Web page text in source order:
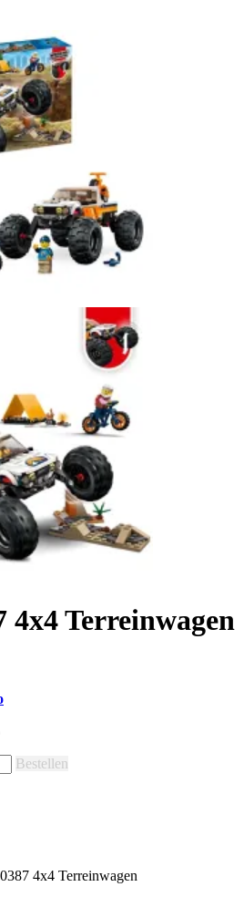
4x4 Terreinwagen
Bestellen
4x4 Terreinwagen